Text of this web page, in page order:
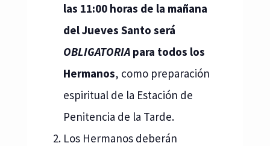
las 11:00 horas de la mañana
del Jueves Santo será
OBLIGATORIA para todos los
Hermanos, como preparación
espiritual de la Estación de
Penitencia de la Tarde.
Los Hermanos deberán